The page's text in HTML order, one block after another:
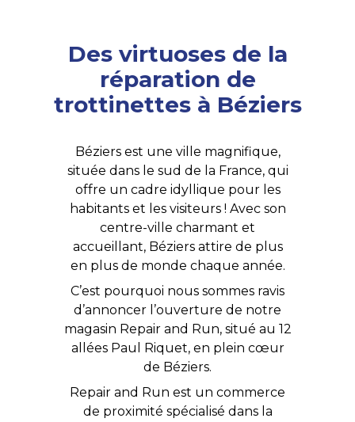
Des virtuoses de la
réparation de
trottinettes à Béziers
Béziers est une ville magnifique,
située dans le sud de la France, qui
offre un cadre idyllique pour les
habitants et les visiteurs ! Avec son
centre-ville charmant et
accueillant, Béziers attire de plus
en plus de monde chaque année.
C’est pourquoi nous sommes ravis
d’annoncer l’ouverture de notre
magasin Repair and Run, situé au 12
allées Paul Riquet, en plein cœur
de Béziers.
Repair and Run est un commerce
de proximité spécialisé dans la